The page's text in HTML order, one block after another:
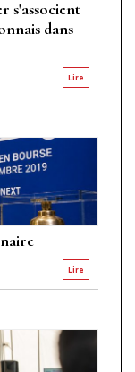
s'associent
dans
Lire
Lire